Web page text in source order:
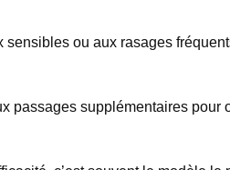
ou aux rasages
passages supplémentaires